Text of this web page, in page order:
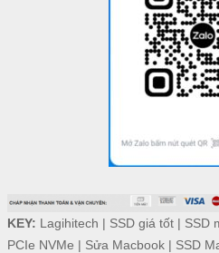
KEY: Lagihitech | SSD giá tốt| SSD
PCIe NVMe | Sửa Macbook| SSD